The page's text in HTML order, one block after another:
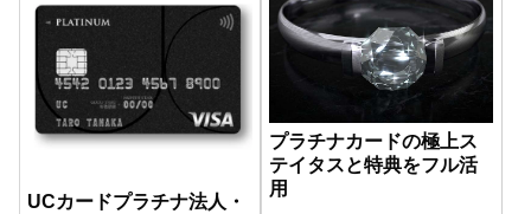
UCカードプラチナ法人・
プラチナカードの極上ス
テイタスと特典をフル活
用